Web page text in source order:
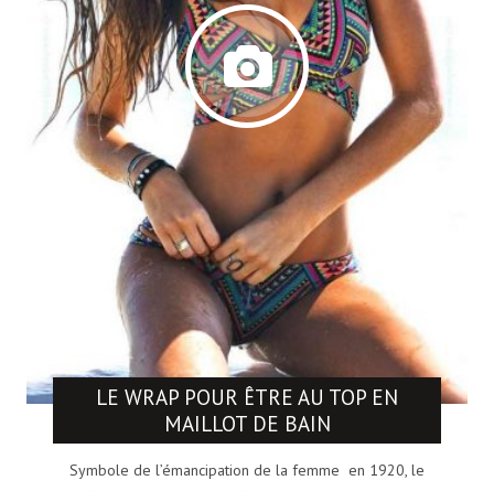
LE WRAP POUR ÊTRE AU TOP EN
MAILLOT DE BAIN
Symbole de l’émancipation de la femme en 1920, le